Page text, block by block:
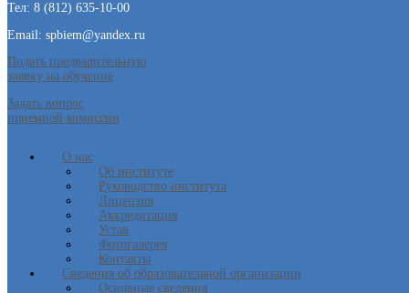
Тел: 8 (812) 635-10-00
Email: spbiem@yandex.ru
Подать предварительную
заявку на обучение
Задать вопрос
приемной комиссии
О нас
Об институте
Руководство института
Лицензия
Аккредитация
Устав
Фотогалерея
Контакты
Сведения об образовательной организации
Основные сведения